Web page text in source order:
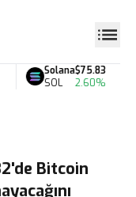
Solana
SOL
$75.83
2.60%
Bitcoin